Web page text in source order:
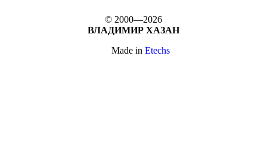
© 2000—2026
ВЛАДИМИР ХАЗАН
Made in Etechs